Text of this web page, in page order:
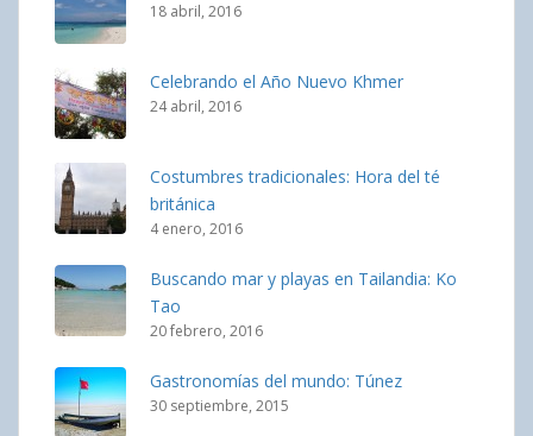
18 abril, 2016
Celebrando el Año Nuevo Khmer
24 abril, 2016
Costumbres tradicionales: Hora del té
británica
4 enero, 2016
Buscando mar y playas en Tailandia: Ko
Tao
20 febrero, 2016
Gastronomías del mundo: Túnez
30 septiembre, 2015